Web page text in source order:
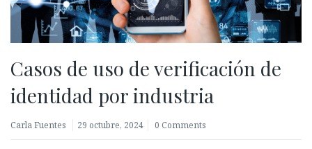
Casos de uso de verificación de
identidad por industria
Carla Fuentes 29 octubre, 2024 0 Comments